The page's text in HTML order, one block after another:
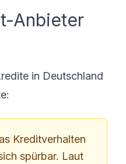
Anbieter
in Deutschland
Kreditverhalten
spürbar. Laut